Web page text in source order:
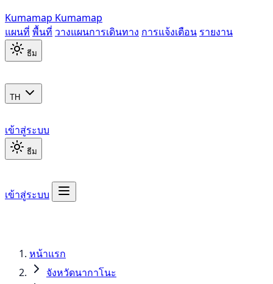
Kumamap Kumamap
แผนที่ พื้นที่ วางแผนการเดินทาง การแจ้งเตือน รายงาน
ธีม
TH
เข้าสู่ระบบ
ธีม
เข้าสู่ระบบ
หน้าแรก
จังหวัดนากาโนะ